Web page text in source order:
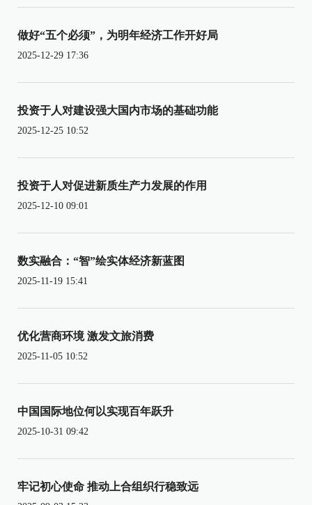
做好“五个必须”，为明年经济工作开好局
2025-12-29 17:36
投资于人对建设强大国内市场的基础功能
2025-12-25 10:52
投资于人对促进新质生产力发展的作用
2025-12-10 09:01
数实融合：“智”绘实体经济新蓝图
2025-11-19 15:41
优化营商环境 激发文旅消费
2025-11-05 10:52
中国国际地位何以实现百年跃升
2025-10-31 09:42
牢记初心使命 推动上合组织行稳致远